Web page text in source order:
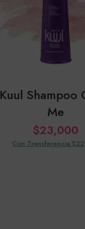
Kuul Shampoo
Me
$23,000
Con Transferencia